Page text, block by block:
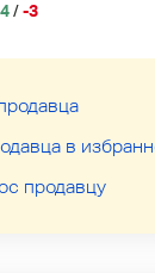
/-3
в
продавцу